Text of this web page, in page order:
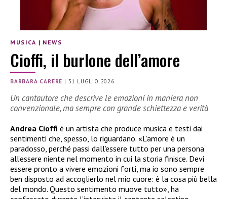
MUSICA | NEWS
Cioffi, il burlone dell’amore
BARBARA CARERE | 31 LUGLIO 2026
Un cantautore che descrive le emozioni in maniera non
convenzionale, ma sempre con grande schiettezza e verità
Andrea Cioffi è un artista che produce musica e testi dai
sentimenti che, spesso, lo riguardano. «L’amore è un
paradosso, perché passi dall’essere tutto per una persona
all’essere niente nel momento in cui la storia finisce. Devi
essere pronto a vivere emozioni forti, ma io sono sempre
ben disposto ad accoglierlo nel mio cuore: è la cosa più bella
del mondo. Questo sentimento muove tutto», ha